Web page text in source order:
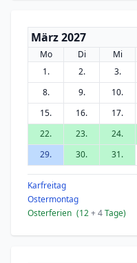
März 2027
Mo Di Mi
1.
2. 3.
8.
9. 10.
15.
16. 17.
22.
23. 24.
29.
30. 31.
Karfreitag
Ostermontag
Osterferien (12+ 4Tage)